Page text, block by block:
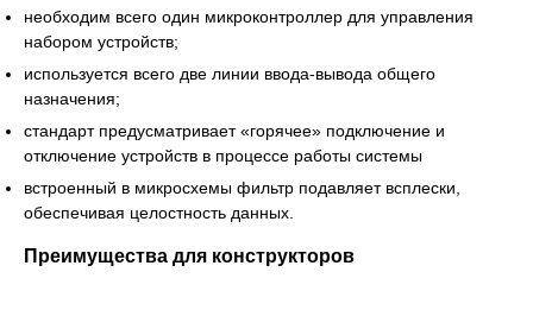
необходим всего один микроконтроллер для управления
набором устройств;
используется всего две линии ввода-вывода общего
назначения;
стандарт предусматривает «горячее» подключение и
отключение устройств в процессе работы системы
встроенный в микросхемы фильтр подавляет всплески,
обеспечивая целостность данных.
Преимущества для конструкторов